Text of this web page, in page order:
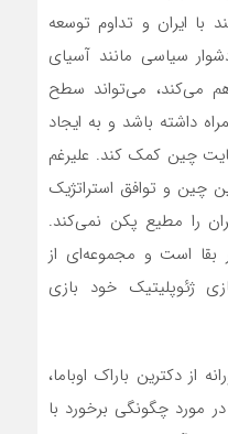
با ایران و تداوم توسعه
سیاسی مانند آسیای
می‌کند، می‌تواند سطح
داشته باشد و به ایجاد
چین کمک کند. علیرغم
چین و توافق استراتژیک
تهران را مطیع پکن نمی‌کند.
بقا است و مجموعه‌ای از
ژئوپلیتیک خود بازی
از دکترین باراک اوباما،
مورد چگونگی برخورد با